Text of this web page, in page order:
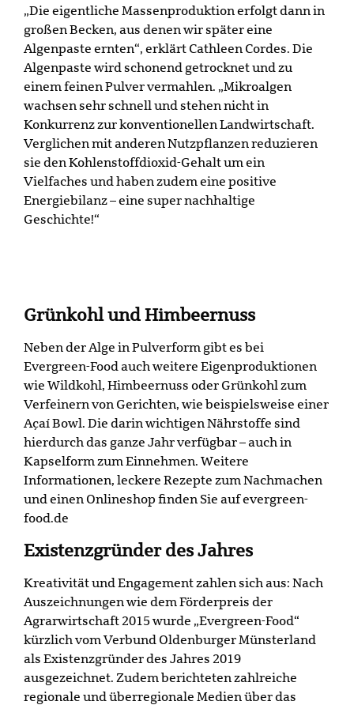
„Die eigentliche Massenproduktion erfolgt dann in
großen Becken, aus denen wir später eine
Algenpaste ernten“, erklärt Cathleen Cordes. Die
Algenpaste wird schonend getrocknet und zu
einem feinen Pulver vermahlen. „Mikroalgen
wachsen sehr schnell und stehen nicht in
Konkurrenz zur konventionellen Landwirtschaft.
Verglichen mit anderen Nutzpflanzen reduzieren
sie den Kohlenstoffdioxid-Gehalt um ein
Vielfaches und haben zudem eine positive
Energiebilanz – eine super nachhaltige
Geschichte!“
Grünkohl und Himbeernuss
Neben der Alge in Pulverform gibt es bei
Evergreen-Food auch weitere Eigenproduktionen
wie Wildkohl, Himbeernuss oder Grünkohl zum
Verfeinern von Gerichten, wie beispielsweise einer
Açaí Bowl. Die darin wichtigen Nährstoffe sind
hierdurch das ganze Jahr verfügbar – auch in
Kapselform zum Einnehmen. Weitere
Informationen, leckere Rezepte zum Nachmachen
und einen Onlineshop finden Sie auf evergreen-
food.de
Existenzgründer des Jahres
Kreativität und Engagement zahlen sich aus: Nach
Auszeichnungen wie dem Förderpreis der
Agrarwirtschaft 2015 wurde „Evergreen-Food“
kürzlich vom Verbund Oldenburger Münsterland
als Existenzgründer des Jahres 2019
ausgezeichnet. Zudem berichteten zahlreiche
regionale und überregionale Medien über das